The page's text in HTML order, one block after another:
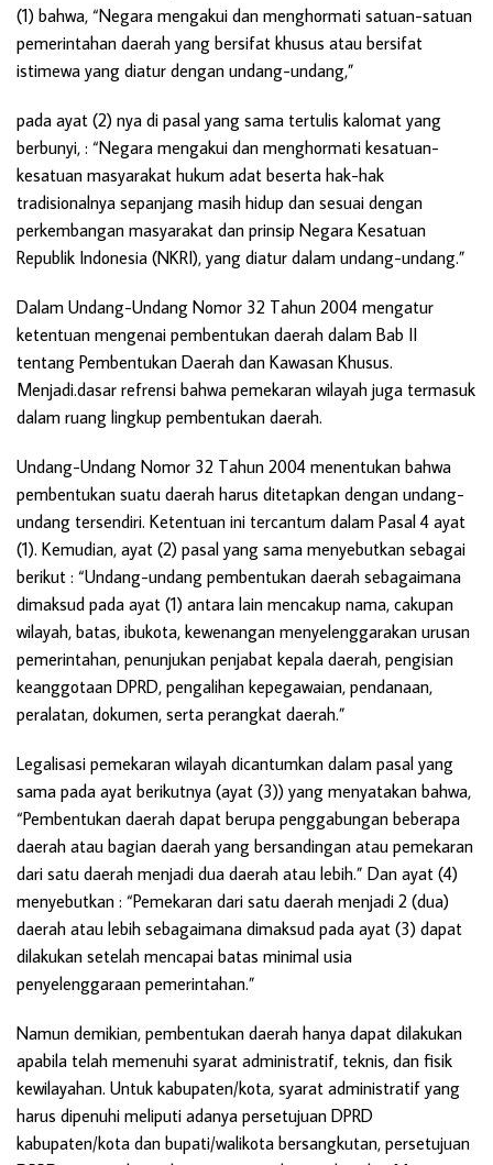
(1) bahwa, “Negara mengakui dan menghormati satuan-satuan
pemerintahan daerah yang bersifat khusus atau bersifat
istimewa yang diatur dengan undang-undang,”
pada ayat (2) nya di pasal yang sama tertulis kalomat yang
berbunyi, : “Negara mengakui dan menghormati kesatuan-
kesatuan masyarakat hukum adat beserta hak-hak
tradisionalnya sepanjang masih hidup dan sesuai dengan
perkembangan masyarakat dan prinsip Negara Kesatuan
Republik Indonesia (NKRI), yang diatur dalam undang-undang.”
Dalam Undang-Undang Nomor 32 Tahun 2004 mengatur
ketentuan mengenai pembentukan daerah dalam Bab II
tentang Pembentukan Daerah dan Kawasan Khusus.
Menjadi.dasar refrensi bahwa pemekaran wilayah juga termasuk
dalam ruang lingkup pembentukan daerah.
Undang-Undang Nomor 32 Tahun 2004 menentukan bahwa
pembentukan suatu daerah harus ditetapkan dengan undang-
undang tersendiri. Ketentuan ini tercantum dalam Pasal 4 ayat
(1). Kemudian, ayat (2) pasal yang sama menyebutkan sebagai
berikut : “Undang-undang pembentukan daerah sebagaimana
dimaksud pada ayat (1) antara lain mencakup nama, cakupan
wilayah, batas, ibukota, kewenangan menyelenggarakan urusan
pemerintahan, penunjukan penjabat kepala daerah, pengisian
keanggotaan DPRD, pengalihan kepegawaian, pendanaan,
peralatan, dokumen, serta perangkat daerah.”
Legalisasi pemekaran wilayah dicantumkan dalam pasal yang
sama pada ayat berikutnya (ayat (3)) yang menyatakan bahwa,
“Pembentukan daerah dapat berupa penggabungan beberapa
daerah atau bagian daerah yang bersandingan atau pemekaran
dari satu daerah menjadi dua daerah atau lebih.” Dan ayat (4)
menyebutkan : “Pemekaran dari satu daerah menjadi 2 (dua)
daerah atau lebih sebagaimana dimaksud pada ayat (3) dapat
dilakukan setelah mencapai batas minimal usia
penyelenggaraan pemerintahan.”
Namun demikian, pembentukan daerah hanya dapat dilakukan
apabila telah memenuhi syarat administratif, teknis, dan fisik
kewilayahan. Untuk kabupaten/kota, syarat administratif yang
harus dipenuhi meliputi adanya persetujuan DPRD
kabupaten/kota dan bupati/walikota bersangkutan, persetujuan